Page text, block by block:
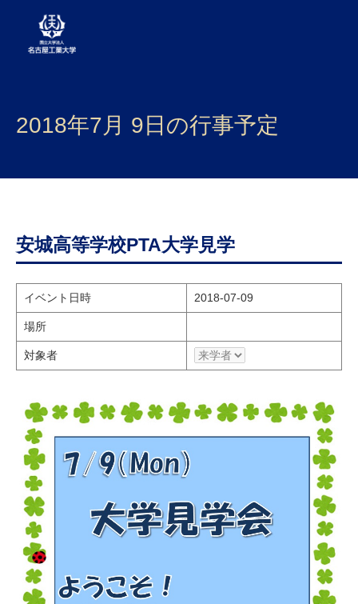
学部・大学院・センター
研究・産学官連携
国際交流
研究・教員Navi
受験生 在学生
卒業生
寄附のお願い
アクセス
資料請求
2018年7月 9日の行事予定
安城高等学校PTA大学見学
イベント日時 2018-07-09
場所
対象者